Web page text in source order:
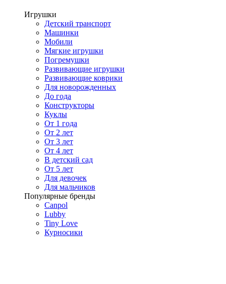
Игрушки
Детский транспорт
Машинки
Мобили
Мягкие игрушки
Погремушки
Развивающие игрушки
Развивающие коврики
Для новорожденных
До года
Конструкторы
Куклы
От 1 года
От 2 лет
От 3 лет
От 4 лет
В детский сад
От 5 лет
Для девочек
Для мальчиков
Популярные бренды
Canpol
Lubby
Tiny Love
Курносики